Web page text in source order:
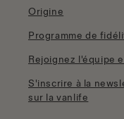
Origine
Programme de
Rejoignez l'équipe
S'inscrire à la
sur la vanlife